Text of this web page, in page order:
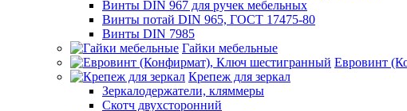
Винты DIN 967 для ручек мебельных
Винты потай DIN 965, ГОСТ 17475-80
Винты DIN 7985
Гайки мебельные
Евровинт
Крепеж для зеркал
Зеркалодержатели, кляммеры
Скотч двухсторонний